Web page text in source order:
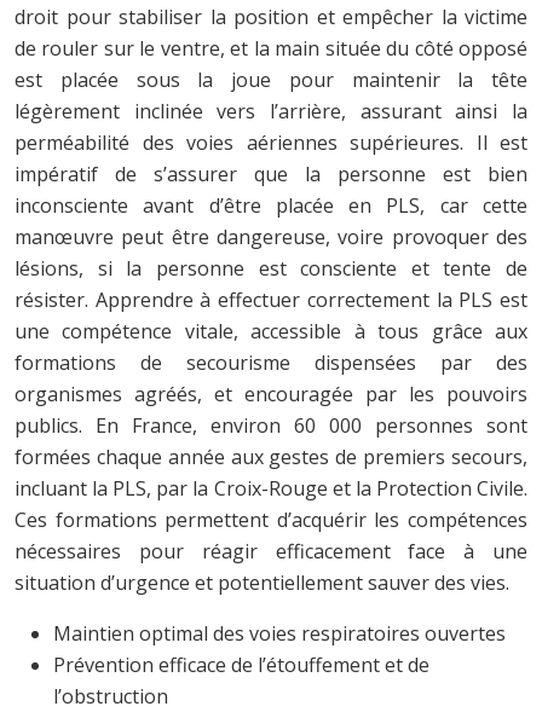
droit pour stabiliser la position et empêcher la victime
de rouler sur le ventre, et la main située du côté opposé
est placée sous la joue pour maintenir la tête
légèrement inclinée vers l’arrière, assurant ainsi la
perméabilité des voies aériennes supérieures. Il est
impératif de s’assurer que la personne est bien
inconsciente avant d’être placée en PLS, car cette
manœuvre peut être dangereuse, voire provoquer des
lésions, si la personne est consciente et tente de
résister. Apprendre à effectuer correctement la PLS est
une compétence vitale, accessible à tous grâce aux
formations de secourisme dispensées par des
organismes agréés, et encouragée par les pouvoirs
publics. En France, environ 60 000 personnes sont
formées chaque année aux gestes de premiers secours,
incluant la PLS, par la Croix-Rouge et la Protection Civile.
Ces formations permettent d’acquérir les compétences
nécessaires pour réagir efficacement face à une
situation d’urgence et potentiellement sauver des vies.
Maintien optimal des voies respiratoires ouvertes
Prévention efficace de l’étouffement et de
l’obstruction